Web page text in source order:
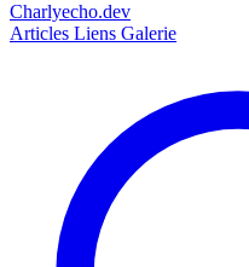
Charlyecho.dev
Articles Liens Galerie